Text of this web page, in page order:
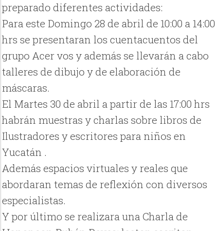
preparado diferentes actividades:
Para este Domingo 28 de abril de 10:00 a 14:00
hrs se presentaran los cuentacuentos del
grupo Acer vos y además se llevarán a cabo
talleres de dibujo y de elaboración de
máscaras.
El Martes 30 de abril a partir de las 17:00 hrs
habrán muestras y charlas sobre libros de
Ilustradores y escritores para niños en
Yucatán .
Además espacios virtuales y reales que
abordaran temas de reflexión con diversos
especialistas.
Y por último se realizara una Charla de